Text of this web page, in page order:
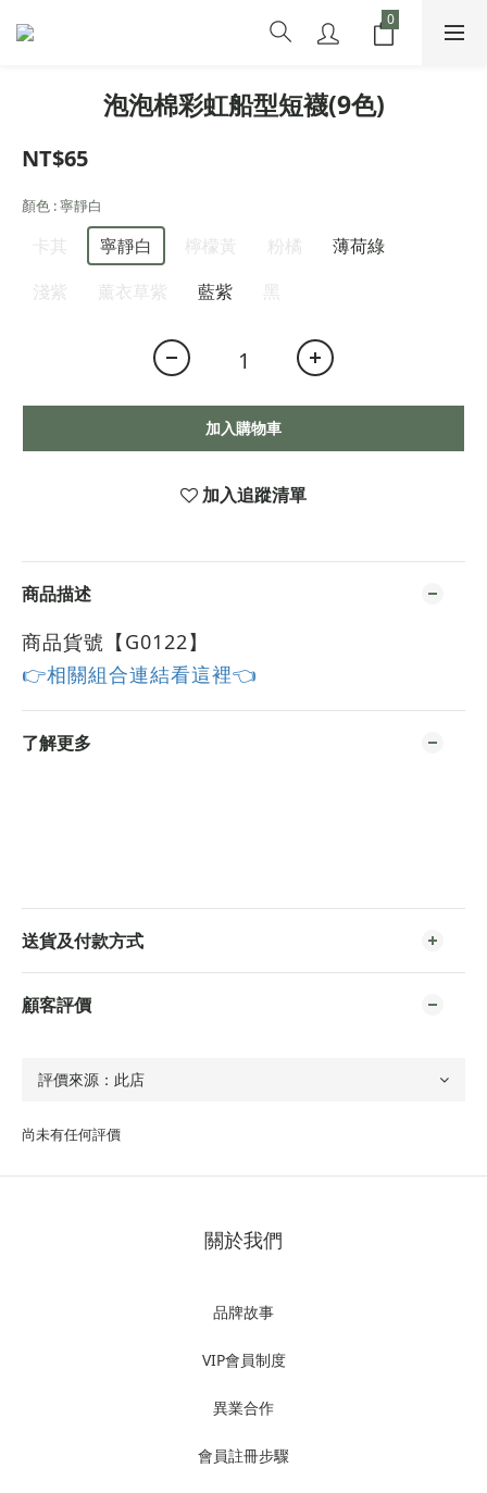
泡泡棉彩虹船型短襪(9色)
NT$65
顏色 : 寧靜白
卡其 寧靜白 檸檬黃 粉橘
薄荷綠
淺紫
薰衣草紫 藍紫 黑
加入購物車
加入追蹤清單
商品描述
商品貨號【G0122】
👉相關組合連結看這裡👈
了解更多
送貨及付款方式
顧客評價
尚未有任何評價
關於我們
品牌故事
VIP會員制度
異業合作
會員註冊步驟